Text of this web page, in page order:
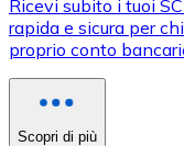
Ricevi subito i tuoi
rapida e sicura per
proprio conto
Scopri di più